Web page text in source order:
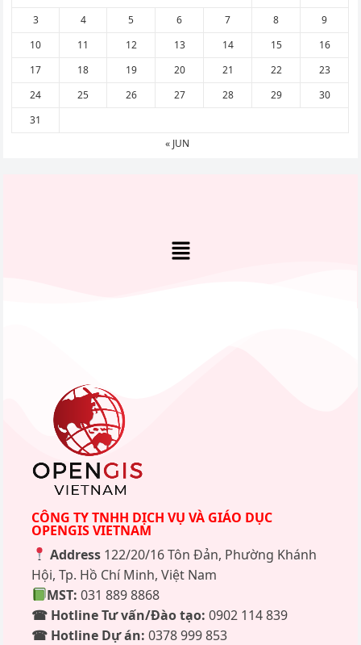
3
4 5 6 7 8
9
10
11 12 13 14 15
16
17
18 19 20 21 22
23
24
25 26 27 28 29
30
31
« JUN
CÔNG TY TNHH DỊCH VỤ VÀ GIÁO DỤC
OPENGIS VIETNAM
Address122/20/16 Tôn Đản, Phường Khánh
Hội, Tp. Hồ Chí Minh, Việt Nam
MST: 031 889 8868
☎ Hotline Tư vấn/Đào tạo: 0902 114 839
☎ Hotline Dự án: 0378 999 853